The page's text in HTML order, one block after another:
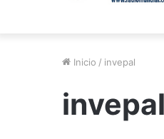
Inicio / invepal
invepal